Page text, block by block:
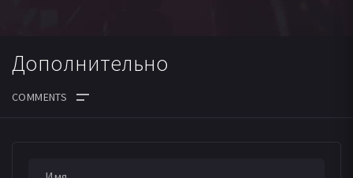
Дополнительно